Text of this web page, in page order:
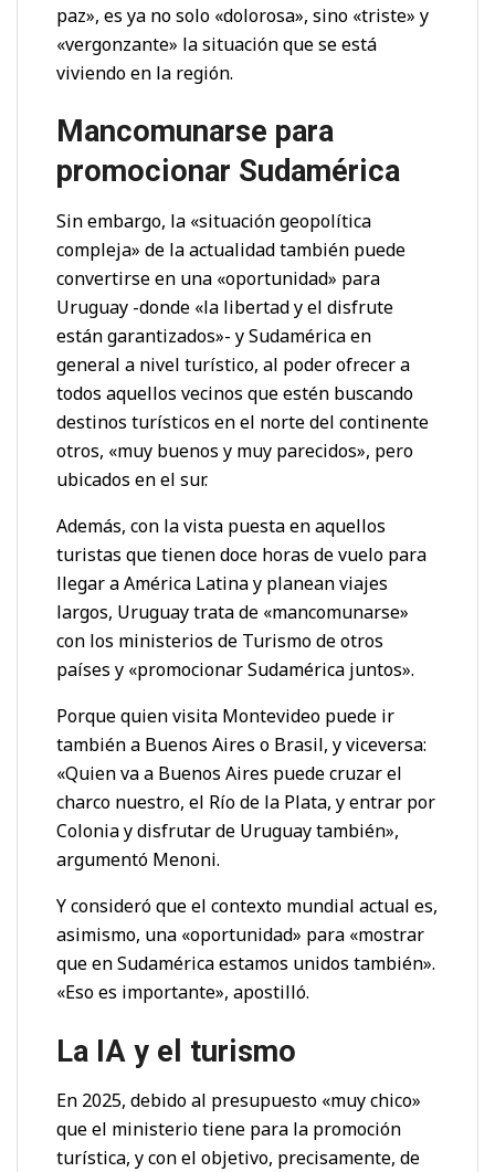
paz», es ya no solo «dolorosa», sino «triste» y
«vergonzante» la situación que se está
viviendo en la región.
Mancomunarse para
promocionar Sudamérica
Sin embargo, la «situación geopolítica
compleja» de la actualidad también puede
convertirse en una «oportunidad» para
Uruguay -donde «la libertad y el disfrute
están garantizados»- y Sudamérica en
general a nivel turístico, al poder ofrecer a
todos aquellos vecinos que estén buscando
destinos turísticos en el norte del continente
otros, «muy buenos y muy parecidos», pero
ubicados en el sur.
Además, con la vista puesta en aquellos
turistas que tienen doce horas de vuelo para
llegar a América Latina y planean viajes
largos, Uruguay trata de «mancomunarse»
con los ministerios de Turismo de otros
países y «promocionar Sudamérica juntos».
Porque quien visita Montevideo puede ir
también a Buenos Aires o Brasil, y viceversa:
«Quien va a Buenos Aires puede cruzar el
charco nuestro, el Río de la Plata, y entrar por
Colonia y disfrutar de Uruguay también»,
argumentó Menoni.
Y consideró que el contexto mundial actual es,
asimismo, una «oportunidad» para «mostrar
que en Sudamérica estamos unidos también».
«Eso es importante», apostilló.
La IA y el turismo
En 2025, debido al presupuesto «muy chico»
que el ministerio tiene para la promoción
turística, y con el objetivo, precisamente, de